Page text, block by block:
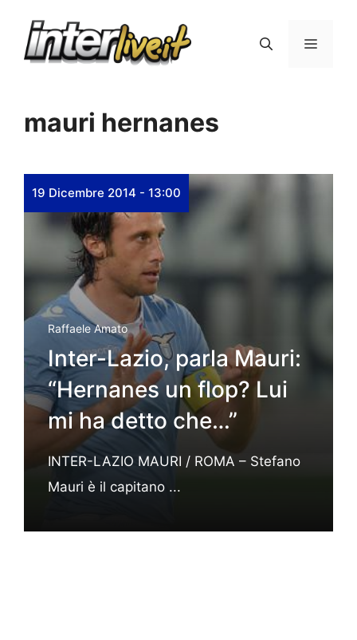
Menu
mauri hernanes
19 Dicembre 2014 - 13:00
Raffaele Amato
Inter-Lazio, parla Mauri:
“Hernanes un flop? Lui
mi ha detto che…”
INTER-LAZIO MAURI / ROMA – Stefano
Mauri è il capitano ...